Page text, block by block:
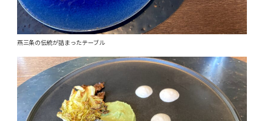
燕三条の伝統が詰まったテーブル